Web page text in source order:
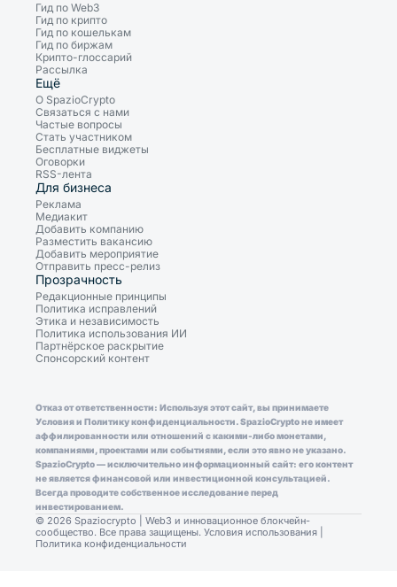
Гид по Web3
Гид по крипто
Гид по кошелькам
Гид по биржам
Крипто-глоссарий
Рассылка
Ещё
О SpazioCrypto
Связаться с нами
Частые вопросы
Стать участником
Бесплатные виджеты
Оговорки
RSS-лента
Для бизнеса
Реклама
Медиакит
Добавить компанию
Разместить вакансию
Добавить мероприятие
Отправить пресс-релиз
Прозрачность
Редакционные принципы
Политика исправлений
Этика и независимость
Политика использования ИИ
Партнёрское раскрытие
Спонсорский контент
Отказ от ответственности: Используя этот сайт, вы принимаете
Условия и Политику конфиденциальности. SpazioCrypto не имеет
аффилированности или отношений с какими-либо монетами,
компаниями, проектами или событиями, если это явно не указано.
SpazioCrypto — исключительно информационный сайт: его контент
не является финансовой или инвестиционной консультацией.
Всегда проводите собственное исследование перед
инвестированием.
© 2026 Spaziocrypto | Web3 и инновационное блокчейн-
сообщество. Все права защищены. Условия использования
Политика конфиденциальности